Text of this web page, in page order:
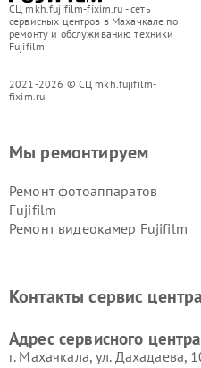
СЦ mkh.fujifilm-fixim.ru - сеть
сервисных центров в Махачкале по
ремонту и обслуживанию техники
Fujifilm
2021-2026 © СЦ mkh.fujifilm-
fixim.ru
Мы ремонтируем
Ремонт фотоаппаратов
Fujifilm
Ремонт видеокамер Fujifilm
Контакты сервис центра
Адрес сервисного
г. Махачкала, ул. Дахадаева,